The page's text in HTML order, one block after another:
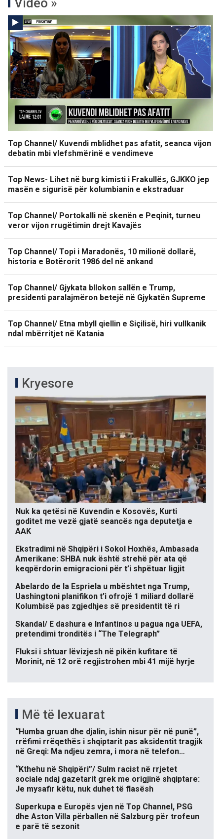
Video »
Top Channel/ Kuvendi mblidhet pas afatit, seanca vijon
debatin mbi vlefshmërinë e vendimeve
Top News- Lihet në burg kimisti i Frakullës, GJKKO jep
masën e sigurisë për kolumbianin e ekstraduar
Top Channel/ Portokalli në skenën e Peqinit, turneu
veror vijon rrugëtimin drejt Kavajës
Top Channel/ Topi i Maradonës, 10 milionë dollarë,
historia e Botërorit 1986 del në ankand
Top Channel/ Gjykata bllokon sallën e Trump,
presidenti paralajmëron betejë në Gjykatën Supreme
Top Channel/ Etna mbyll qiellin e Siçilisë, hiri vullkanik
ndal mbërritjet në Katania
Kryesore
Nuk ka qetësi në Kuvendin e Kosovës, Kurti
goditet me vezë gjatë seancës nga deputetja e
AAK
Ekstradimi në Shqipëri i Sokol Hoxhës, Ambasada
Amerikane: SHBA nuk është strehë për ata që
keqpërdorin emigracioni për t’i shpëtuar ligjit
Abelardo de la Espriela u mbështet nga Trump,
Uashingtoni planifikon t’i ofrojë 1 miliard dollarë
Kolumbisë pas zgjedhjes së presidentit të ri
Skandal/ E dashura e Infantinos u pagua nga UEFA,
pretendimi tronditës i “The Telegraph”
Fluksi i shtuar lëvizjesh në pikën kufitare të
Morinit, në 12 orë regjistrohen mbi 41 mijë hyrje
Më të lexuarat
“Humba gruan dhe djalin, ishin nisur për në punë”,
rrëfimi rrëqethës i shqiptarit pas aksidentit tragjik
në Greqi: Ma ndjeu zemra, i mora në telefon…
“Kthehu në Shqipëri”/ Sulm racist në rrjetet
sociale ndaj gazetarit grek me origjinë shqiptare:
Je mysafir këtu, nuk duhet të flasësh
Superkupa e Europës vjen në Top Channel, PSG
dhe Aston Villa përballen në Salzburg për trofeun
e parë të sezonit